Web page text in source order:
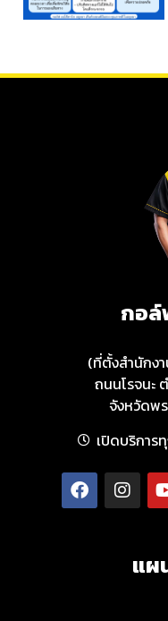
กอล์
(ที่ตั้งสำนักง
ถนนโรจนะ
จังหวัดพ
เปิดบริการ
แผ